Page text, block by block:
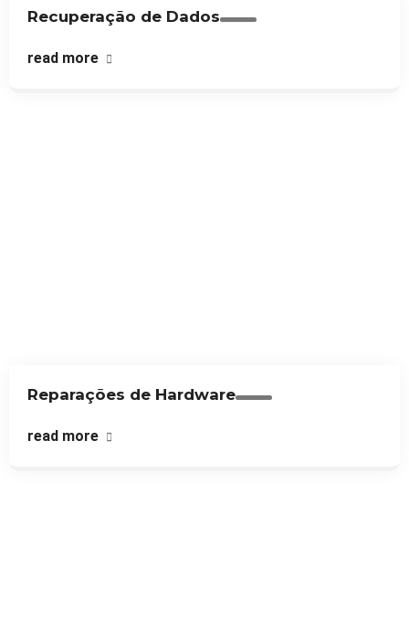
Recuperação de Dados
read more
Reparações de Hardware
read more